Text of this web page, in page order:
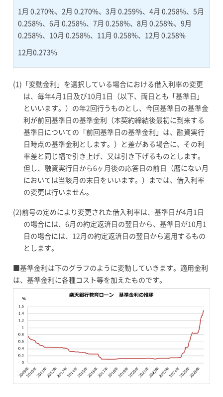
1月 0.270%、2月 0.270%、3月 0.259%、4月 0.258%、5月
0.258%、6月 0.258%、7月 0.258%、8月 0.258%、9月
0.258%、10月 0.258%、11月 0.258%、12月 0.258%
12月0.273%
(1) 「変動金利」を選択している場合における借入利率の変更
は、毎年4月1日及び10月1日（以下、両日とも「基準日」
といいます。）の年2回行うものとし、今回基準日の基準金
利が前回基準日の基準金利（本契約締結後最初に到来する
基準日についての「前回基準日の基準金利」は、融資実行
日時点の基準金利とします。）と差がある場合に、その利
率差と同じ幅で引き上げ、又は引き下げるものとします。
但し、融資実行日から6ヶ月後の応答日の前日（暦にない月
においては当該月の末日をいいます。）までは、借入利率
の変更は行いません。
(2)前号の定めにより変更された借入利率は、基準日が4月1日
の場合には、6月の約定返済日の翌日から、基準日が10月1
日の場合には、12月の約定返済日の翌日から適用するもの
とします。
■基準金利は下のグラフのように変動していきます。適用金利
は、基準金利に各種コスト等を加えたものです。